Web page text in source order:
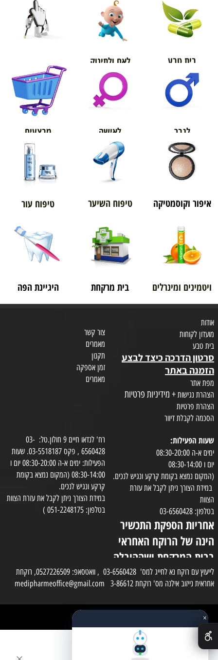
בית טבע לאם ולתינוק
אורטופדיה
לגבר לאישה מבצעים
איפור וקוסמטיקה טיפוח השיער טיפוח עור
ויטמינים ומינרלים בית מרקחת היגיינת הפה
אודות
מועדון לקוחות
בית טבע
סרטון הדרכה כיצד לבצע
הזמנה באתר
מפת אתר
הצהרת נגישות + מידיניות פרטיות
הצהרת פרטיות
הסכמה לקבלת דיוור
צור קשר
מאמרים
תקנון
זמן אספקה
מאמרים
שעות הפעילות:
ימים א-ה 08:30-20:00
יום ו 08:30-14:00
(המקום נמצא בקומת קרקע ונגיש לנכים.
במידת הצורך ניתן לקבל את עזרת
הצוות
בטלפון: 03-6560428
אחריות הספקת התכשיר
הינה של הרוקח האחראי
בבית המרקחת ושההובלה
בפועל תעשה בעזרת
השליח
רח' לנדאו חיים 9 חולון.טל: 03-
6560428 , פקס 03-5518187. שעות
הפעילות: ימים א-ה 08:30-20:00 יום ו
08:30-14:00 (המקום נמצא בקומת
קרקע ונגיש לנכים.
במידת הצורך ניתן לקבל את עזרת הצוות
בטלפון: 051-2248175 )
לייעוץ עם רוקח נא לחייג למס' 03-6560428 , וואטסאפ: 0527226509, רוקחת
אחראית נייזוב אילנה מס' רוקחת 3-86612 medipharmeoffice@gmail.com
✕×